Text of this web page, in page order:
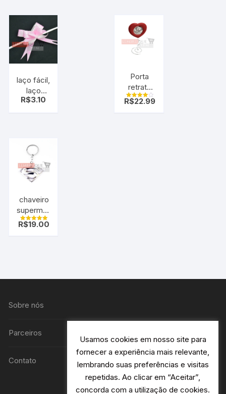
laço fácil,
laço
mágico,
uni
R$3.10
Porta
retrato
coração
romântico
Avaliação
R$22.99
chaveiro
superman
cromado
Avaliação
R$19.00
Sobre nós
Parceiros
Contato
Usamos cookies em nosso site para
fornecer a experiência mais relevante,
lembrando suas preferências e visitas
repetidas. Ao clicar em “Aceitar”,
concorda com a utilização de cookies.